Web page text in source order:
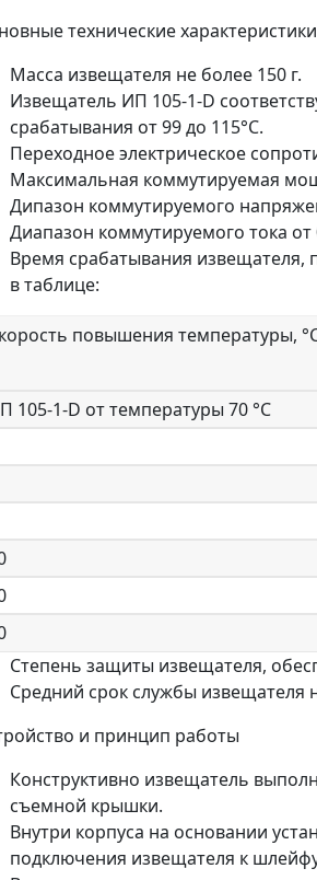
технические характеристики
Масса извещателя не более 150 г.
Извещатель ИП 105-1-D
срабатывания от 99 до 115°С.
Переходное электрическое
Максимальная коммутируемая
Дипазон коммутируемого
Диапазон коммутируемого тока от
Время срабатывания извещателя,
в таблице:
повышения температуры,
105-1-D от температуры 70 °С
Степень защиты извещателя,
Средний срок службы извещателя
и принцип работы
Конструктивно извещатель
съемной крышки.
Внутри корпуса на основании
подключения извещателя к